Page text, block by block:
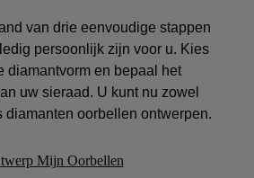
van drie eenvoudige stappen
persoonlijk zijn voor u. Kies
diamantvorm en bepaal het
uw sieraad. U kunt nu zowel
diamanten oorbellen ontwerpen.
Mijn Oorbellen